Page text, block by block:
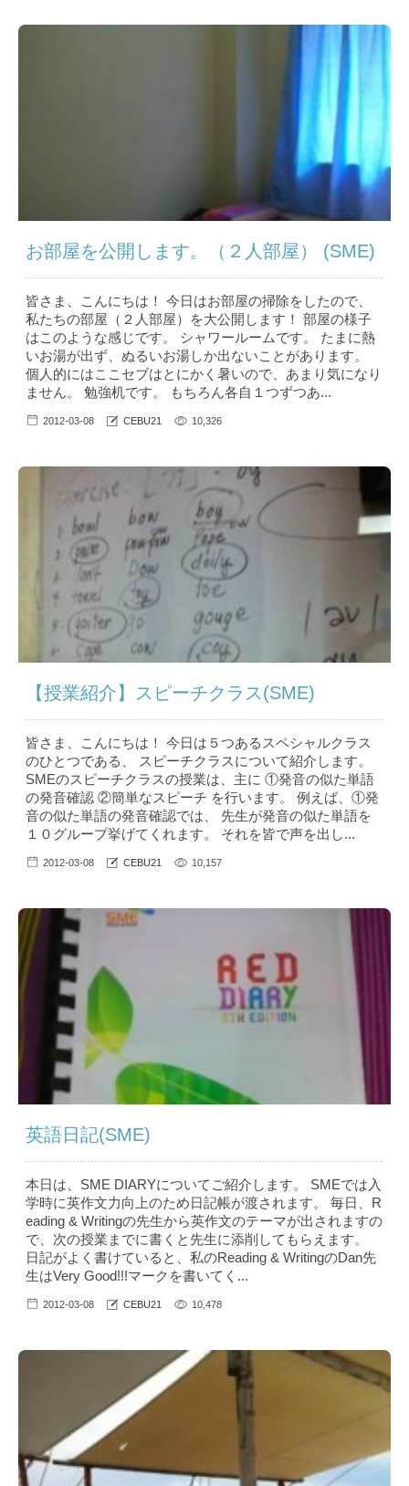
お部屋を公開します。（２人部屋） (SME)
皆さま、こんにちは！ 今日はお部屋の掃除をしたので、
私たちの部屋（２人部屋）を大公開します！ 部屋の様子
はこのような感じです。 シャワールームです。 たまに熱
いお湯が出ず、ぬるいお湯しか出ないことがあります。
個人的にはここセブはとにかく暑いので、あまり気になり
ません。 勉強机です。 もちろん各自１つずつあ...
2012-03-08 CEBU21 10,326
【授業紹介】スピーチクラス(SME)
皆さま、こんにちは！ 今日は５つあるスペシャルクラス
のひとつである、 スピーチクラスについて紹介します。
SMEのスピーチクラスの授業は、主に ①発音の似た単語
の発音確認 ②簡単なスピーチ を行います。 例えば、①発
音の似た単語の発音確認では、 先生が発音の似た単語を
１０グループ挙げてくれます。 それを皆で声を出し...
2012-03-08 CEBU21 10,157
英語日記(SME)
本日は、SME DIARYについてご紹介します。 SMEでは入
学時に英作文力向上のため日記帳が渡されます。 毎日、R
eading & Writingの先生から英作文のテーマが出されますの
で、次の授業までに書くと先生に添削してもらえます。
日記がよく書けていると、私のReading & WritingのDan先
生はVery Good!!!マークを書いてく...
2012-03-08 CEBU21 10,478